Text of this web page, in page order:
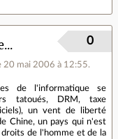
20 mai 2006 à 12:55.
0
de l'informatique se
tatoués, DRM, taxe
un vent de liberté
Chine, un pays qui n'est
droits de l'homme et de la